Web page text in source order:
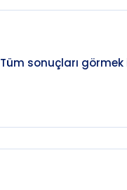
görevlendirdi. Hüseyin
yazıyordu. İlk sayıda
dizilip rotatiflenirdi. İlk
oğlu Doğan Nadi
Tüm sonuçları görmek